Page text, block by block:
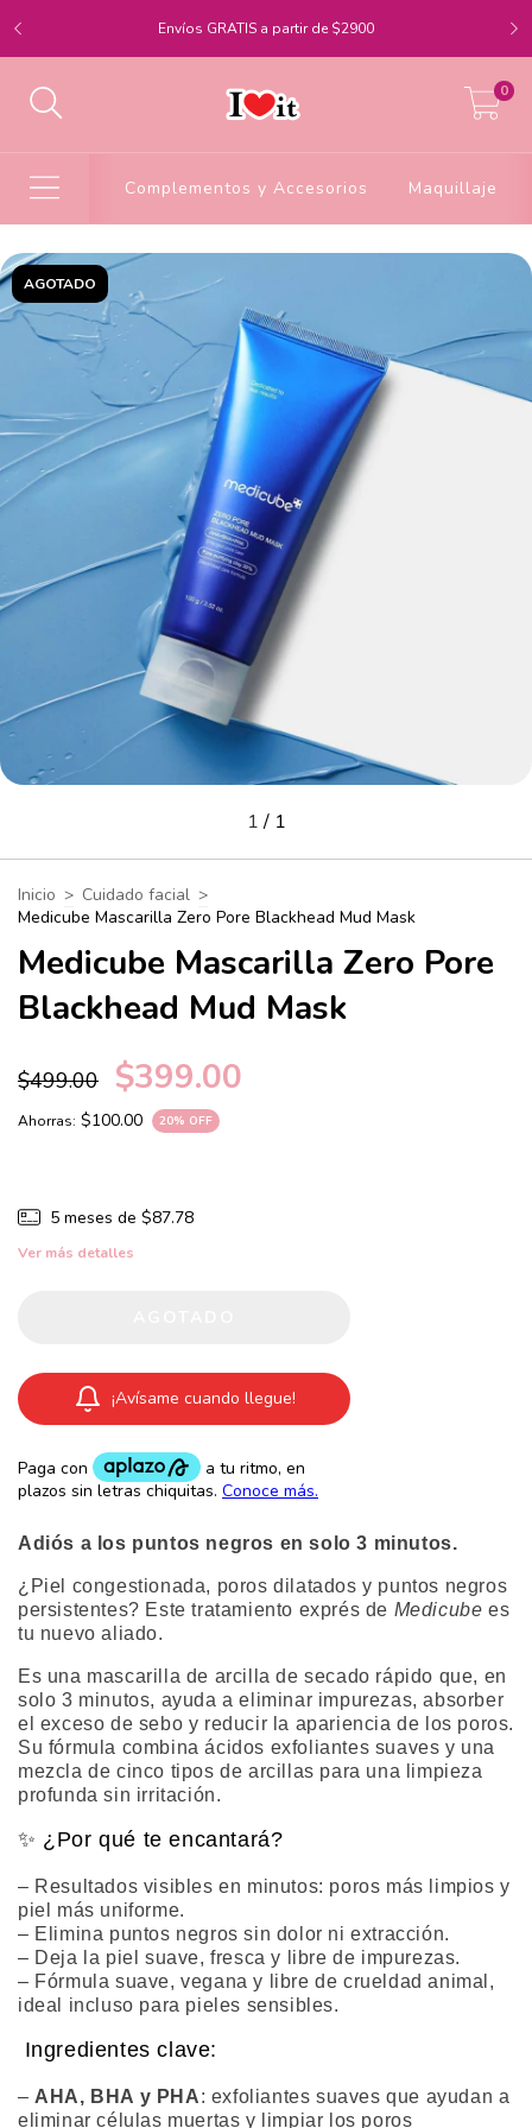
Envíos GRATIS a partir de $2900
0
Complementos y Accesorios Maquillaje
AGOTADO
1/ 1
Inicio > Cuidado facial >
Medicube Mascarilla Zero Pore Blackhead Mud Mask
Medicube Mascarilla Zero Pore
Blackhead Mud Mask
$499.00 $399.00
Ahorras: $100.00 20% OFF
5 meses de $87.78
Ver más detalles
¡Avísame cuando llegue!
Adiós a los puntos negros en solo 3 minutos.
¿Piel congestionada, poros dilatados y puntos negros
persistentes? Este tratamiento exprés de Medicubees
tu nuevo aliado.
Es una mascarilla de arcilla de secado rápido que, en
solo 3 minutos, ayuda a eliminar impurezas, absorber
el exceso de sebo y reducir la apariencia de los poros.
Su fórmula combina ácidos exfoliantes suaves y una
mezcla de cinco tipos de arcillas para una limpieza
profunda sin irritación.
✨ ¿Por qué te encantará?
– Resultados visibles en minutos: poros más limpios y
piel más uniforme.
– Elimina puntos negros sin dolor ni extracción.
– Deja la piel suave, fresca y libre de impurezas.
– Fórmula suave, vegana y libre de crueldad animal,
ideal incluso para pieles sensibles.
Ingredientes clave:
– AHA, BHA y PHA: exfoliantes suaves que ayudan a
eliminar células muertas y limpiar los poros